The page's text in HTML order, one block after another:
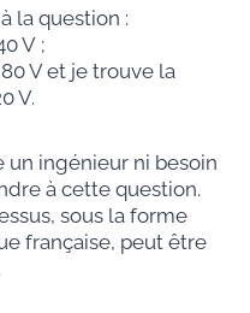
la question :
V ;
V et je trouve la
V.
un ingénieur ni besoin
à cette question.
sous la forme
française, peut être